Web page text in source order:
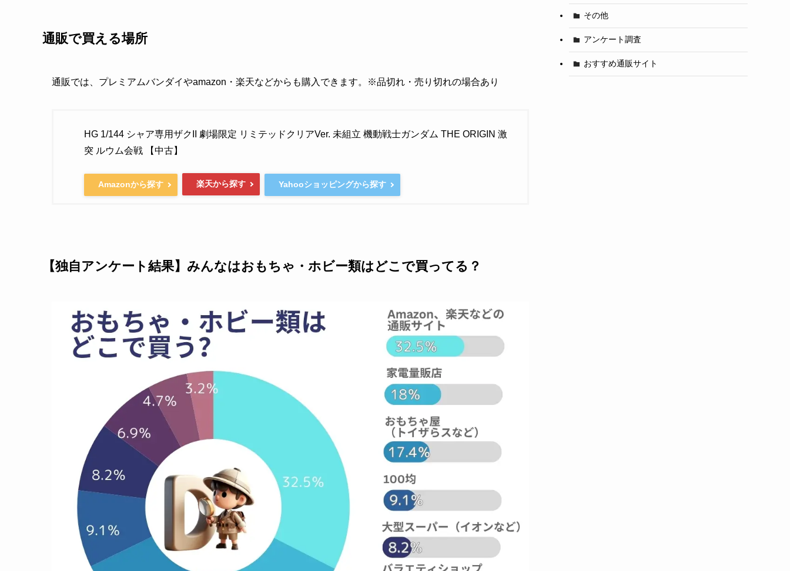
通販で買える場所
通販では、プレミアムバンダイやamazon・楽天などからも購入できます。※品切れ・売り切れの場合あり
HG 1/144 シャア専用ザクII 劇場限定 リミテッドクリアVer. 未組立 機動戦士ガンダム THE ORIGIN 激
突 ルウム会戦 【中古】
Amazonから探す 楽天から探す Yahooショッピングから探す
【独自アンケート結果】みんなはおもちゃ・ホビー類はどこで買ってる？
その他
アンケート調査
おすすめ通販サイト